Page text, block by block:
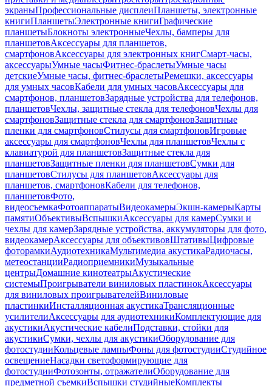
экраныПрофессиональные дисплеиПланшеты, электронные
книгиПланшетыЭлектронные книгиГрафические
планшетыБлокноты электронныеЧехлы, бамперы для
планшетовАксессуары для планшетов,
смартфоновАксессуары для электронных книгСмарт-часы,
аксессуарыУмные часыФитнес-браслетыУмные часы
детскиеУмные часы, фитнес-браслетыРемешки, аксессуары
для умных часовКабели для умных часовАксессуары для
смартфонов, планшетовЗарядные устройства для телефонов,
планшетовЧехлы, защитные стекла для телефоновЧехлы для
смартфоновЗащитные стекла для смартфоновЗащитные
пленки для смартфоновСтилусы для смартфоновИгровые
аксессуары для смартфоновЧехлы для планшетовЧехлы с
клавиатурой для планшетовЗащитные стекла для
планшетовЗащитные пленки для планшетовСумки для
планшетовСтилусы для планшетовАксессуары для
планшетов, смартфоновКабели для телефонов,
планшетовФото,
видеосъемкаФотоаппаратыВидеокамерыЭкшн-камерыКарты
памятиОбъективыВспышкиАксессуары для камерСумки и
чехлы для камерЗарядные устройства, аккумуляторы для фото,
видеокамерАксессуары для объективовШтативыЦифровые
фоторамкиАудиотехникаМультимедиа акустикаРадиочасы,
метеостанцииРадиоприемникиМузыкальные
центрыДомашние кинотеатрыАкустические
системыПроигрыватели виниловых пластинокАксессуары
для виниловых проигрывателейВиниловые
пластинкиИнсталляционная акустикаТрансляционные
усилителиАксессуары для аудиотехникиКомплектующие для
акустикиАкустические кабелиПодставки, стойки для
акустикиСумки, чехлы для акустикиОборудование для
фотостудииКольцевые лампыФоны для фотостудииСтудийное
освещениеНасадки светоформирующие для
фотостудииФотозонты, отражателиОборудование для
предметной съемкиВспышки студийныеКомплекты